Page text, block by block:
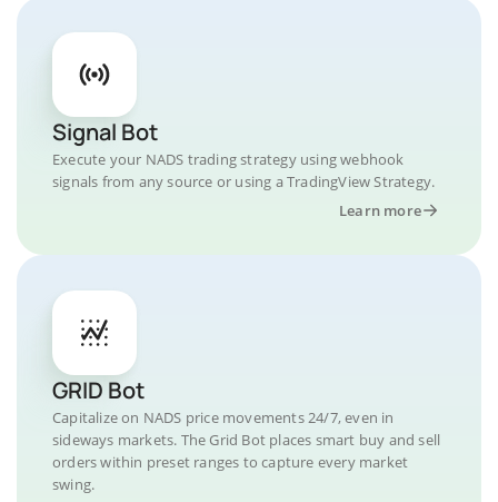
Signal Bot
Execute your NADS trading strategy using webhook
signals from any source or using a TradingView Strategy.
Learn more
GRID Bot
Capitalize on NADS price movements 24/7, even in
sideways markets. The Grid Bot places smart buy and sell
orders within preset ranges to capture every market
swing.